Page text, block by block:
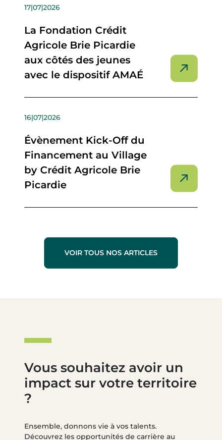
17|07|2026
La Fondation Crédit
Agricole Brie Picardie
aux côtés des jeunes
avec le dispositif AMAÉ
16|07|2026
Évènement Kick-Off du
Financement au Village
by Crédit Agricole Brie
Picardie
VOIR TOUS NOS ARTICLES
Vous souhaitez avoir un
impact sur votre territoire
?
Ensemble, donnons vie à vos talents.
Découvrez les opportunités de carrière au